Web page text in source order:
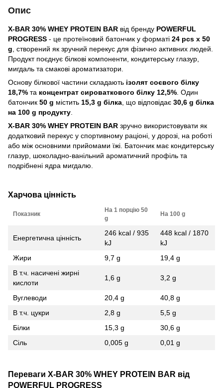
Опис
X-BAR 30% WHEY PROTEIN BAR від бренду POWERFUL
PROGRESS - це протеїновий батончик у форматі 24 pcs x 50
g , створений як зручний перекус для фізично активних людей.
Продукт поєднує білкові компоненти, кондитерську глазур,
мигдаль та смакові ароматизатори.
Основу білкової частини складають ізолят соєвого білку
18,7% та концентрат сироваткового білку 12,5% . Один
батончик 50 g містить 15,3 g білка , що відповідає 30,6 g білка
на 100 g продукту
X-BAR 30% WHEY PROTEIN BAR зручно використовувати як
додатковий перекус у спортивному раціоні, у дорозі, на роботі
або між основними прийомами їжі. Батончик має кондитерську
глазур, шоколадно-ванільний ароматичний профіль та
подрібнені ядра мигдалю.
Харчова цінність
Показник
На 1 порцію 50
g
На 100 g
Енергетична цінність
246 kcal / 935
kJ
448 kcal / 1870
kJ
Жири
9,7 g
19,4 g
В т.ч. насичені жирні
кислоти
1,6 g 3,2 g
Вуглеводи 20,4 g
40,8 g
В т.ч. цукри
2,8 g
5,5 g
Білки
15,3 g
30,6 g
Сіль
0,005 g 0,01 g
Переваги X-BAR 30% WHEY PROTEIN BAR від
POWERFUL PROGRESS